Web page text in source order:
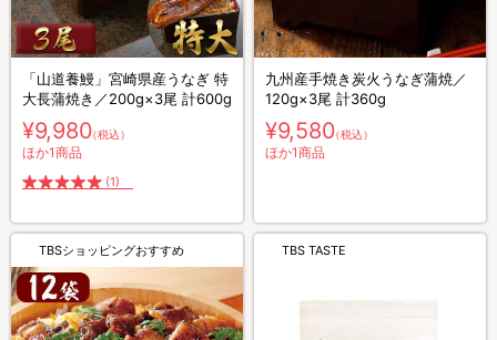
「山道養鰻」宮崎県産うなぎ 特
大長蒲焼き／200g×3尾 計600g
¥9,980（税込）
ほか1商品
(1)
九州産手焼き炭火うなぎ蒲焼／
120g×3尾 計360g
¥9,580（税込）
ほか1商品
TBSショッピングおすすめ TBS TASTE